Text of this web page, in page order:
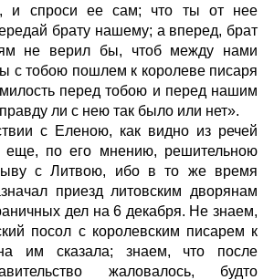
и спроси ее сам; что ты от нее
брату нашему; а вперед, брат
не верил бы, чтоб между нами
с тобою пошлем к королеве писаря
перед тобою и перед нашим
ли с нею так было или нет».
с Еленою, как видно из речей
еще, по его мнению, решительною
с Литвою, ибо в то же время
приезд литовским дворянам
дел на 6 декабря. Не знаем,
посол с королевским писарем к
им сказала; знаем, что после
жаловалось, будто